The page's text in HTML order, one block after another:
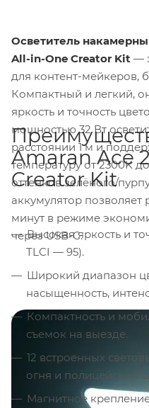
Осветитель
All-in-One Creator Kit —
для контент-мейкеров,
Компактный и легкий,
яркость и точность
мощностью 32 Вт
расстоянии 1 м и
температуру от 2300K
оттенков зелёного/
аккумулятор позволяет
минут в режиме
через USB-C.
Amaran Ace
Creator Kit
Высокая яркость и
TLCI — 95).
Широкий диапазон
насыщенность,
Компактность и
съемок на выезде.
12 встроенных
огня и полицейской
Магнитное